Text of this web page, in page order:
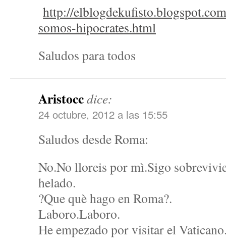
http://
somos-hipocrates.html
Saludos para todos
Aristoccdice:
24 octubre, 2012 a las 15:55
Saludos desde Roma:
No.No lloreis por mì.Sigo
helado.
?Que què hago en Roma?.
Laboro.Laboro.
He empezado por visitar el